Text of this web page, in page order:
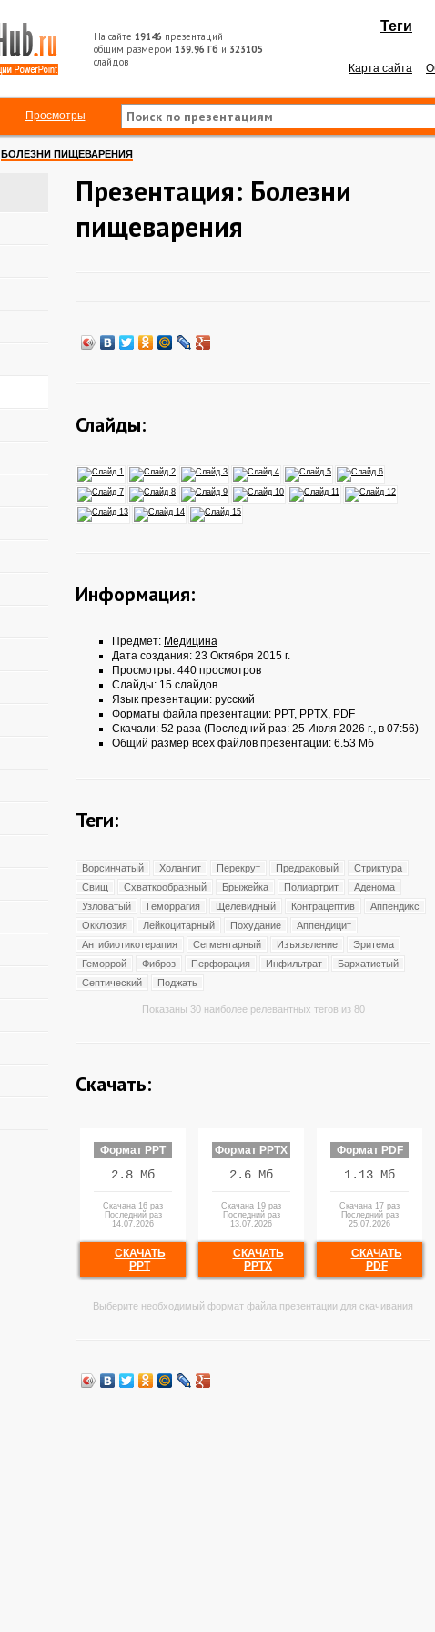
На сайте 19146 презентаций
общим размером 139.96 Гб и 323105
слайдов
Теги
Карта сайта
Просмотры
БОЛЕЗНИ ПИЩЕВАРЕНИЯ
Презентация: Болезни
пищеварения
Слайды:
Информация:
Предмет: Медицина
Дата создания: 23 Октября 2015 г.
Просмотры: 440 просмотров
Слайды: 15 слайдов
Язык презентации: русский
Форматы файла презентации: PPT, PPTX, PDF
Скачали: 52 раза (Последний раз: 25 Июля 2026 г., в 07:56)
Общий размер всех файлов презентации: 6.53 Мб
Теги:
Ворсинчатый Холангит Перекрут Предраковый
Стриктура
Свищ
Схваткообразный Брыжейка Полиартрит
Аденома
Узловатый
Геморрагия Щелевидный Контрацептив
Аппендикс
Окклюзия
Лейкоцитарный Похудание
Аппендицит
Антибиотикотерапия
Сегментарный Изъязвление
Эритема
Геморрой
Фиброз Перфорация Инфильтрат
Бархатистый
Септический
Поджать
Показаны 30 наиболее релевантных тегов из 80
Скачать:
Формат PPT
2.8 Мб
Скачана 16 раз
Последний раз
14.07.2026
СКАЧАТЬ
PPT
Формат PPTX
2.6 Мб
Скачана 19 раз
Последний раз
13.07.2026
СКАЧАТЬ
PPTX
Формат PDF
1.13 Мб
Скачана 17 раз
Последний раз
25.07.2026
СКАЧАТЬ
PDF
Выберите необходимый формат файла презентации для скачивания